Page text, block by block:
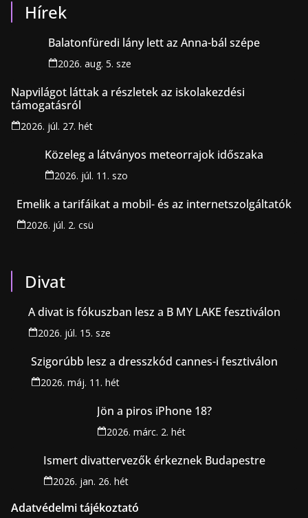
Hírek
Balatonfüredi lány lett az Anna-bál szépe
2026. aug. 5. sze
Napvilágot láttak a részletek az iskolakezdési
támogatásról
2026. júl. 27. hét
Közeleg a látványos meteorrajok időszaka
2026. júl. 11. szo
Emelik a tarifáikat a mobil- és az internetszolgáltatók
2026. júl. 2. csü
Divat
A divat is fókuszban lesz a B MY LAKE fesztiválon
2026. júl. 15. sze
Szigorúbb lesz a dresszkód cannes-i fesztiválon
2026. máj. 11. hét
Jön a piros iPhone 18?
2026. márc. 2. hét
Ismert divattervezők érkeznek Budapestre
2026. jan. 26. hét
Adatvédelmi tájékoztató